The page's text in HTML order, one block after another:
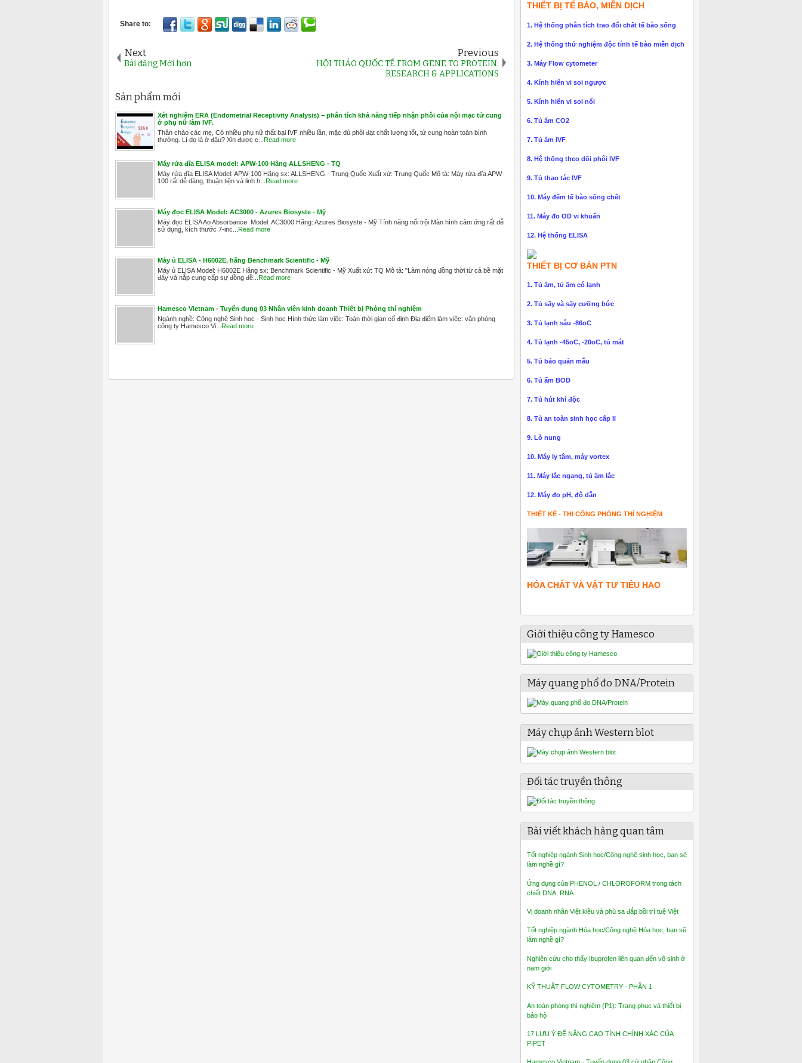
Next
Bài đăng Mới hơn
Previous
HỘI THẢO QUỐC TẾ FROM GENE TO PROTEIN:
RESEARCH & APPLICATIONS
Sản phẩm mới
Xét nghiệm ERA (Endometrial Receptivity Analysis) – phân tích khả năng tiếp nhận phôi của nội mạc tử cung
ở phụ nữ làm IVF.
Thân chào các mẹ, Có nhiều phụ nữ thất bại IVF nhiều lần, mặc dù phôi đạt chất lượng tốt, tử cung hoàn toàn bình
thường. Lí do là ở đâu? Xin được c... Read more
Máy rửa đĩa ELISA model: APW-100 Hãng ALLSHENG - TQ
Máy rửa đĩa ELISA Model: APW-100 Hãng sx: ALLSHENG - Trung Quốc Xuất xứ: Trung Quốc Mô tả: Máy rửa đĩa APW-
100 rất dễ dàng, thuận tiện và linh h... Read more
Máy đọc ELISA Model: AC3000 - Azures Biosyste - Mỹ
Máy đọc ELISA Ao Absorbance Model: AC3000 Hãng: Azures Biosyste - Mỹ Tính năng nổi trội Màn hình cảm ứng rất dễ
sử dụng, kích thước 7-inc... Read more
Máy ủ ELISA - H6002E, hãng Benchmark Scientific - Mỹ
Máy ủ ELISA Model: H6002E Hãng sx: Benchmark Scientific - Mỹ Xuất xứ: TQ Mô tả: "Làm nóng đồng thời từ cả bề mặt
đáy và nắp cung cấp sự đồng đề... Read more
Hamesco Vietnam - Tuyển dụng 03 Nhân viên kinh doanh Thiết bị Phòng thí nghiệm
Ngành nghề: Công nghệ Sinh học - Sinh học Hình thức làm việc: Toàn thời gian cố định Địa điểm làm việc: văn phòng
công ty Hamesco Vi... Read more
THIẾT BỊ TẾ BÀO, MIỄN DỊCH
1. Hệ thống phân tích trao đổi chất tế bào sống
2. Hệ thống thử nghiệm độc tính tế bào miễn dịch
3. Máy Flow cytometer
4. Kính hiển vi soi ngược
5. Kính hiển vi soi nổi
6. Tủ ấm CO2
7. Tủ ấm IVF
8. Hệ thống theo dõi phôi IVF
9. Tủ thao tác IVF
10. Máy đếm tế bào sống chết
11. Máy đo OD vi khuẩn
12. Hệ thống ELISA
THIẾT BỊ CƠ BẢN PTN
1. Tủ ấm, tủ ấm có lạnh
2. Tủ sấy và sấy cưỡng bức
3. Tủ lạnh sâu -86oC
4. Tủ lạnh -45oC, -20oC, tủ mát
5. Tủ bảo quản mẫu
6. Tủ ấm BOD
7. Tủ hút khí độc
8. Tủ an toàn sinh học cấp II
9. Lò nung
10. Máy ly tâm, máy vortex
11. Máy lắc ngang, tủ ấm lắc
12. Máy đo pH, độ dẫn
THIẾT KẾ - THI CÔNG PHÒNG THÍ NGHIỆM
HÓA CHẤT VÀ VẬT TƯ TIÊU HAO
Giới thiệu công ty Hamesco
Máy quang phổ đo DNA/Protein
Máy chụp ảnh Western blot
Đối tác truyền thông
Bài viết khách hàng quan tâm
Tốt nghiệp ngành Sinh học/Công nghệ sinh học, bạn sẽ
làm nghề gì?
Ứng dụng của PHENOL / CHLOROFORM trong tách
chiết DNA, RNA
Vị doanh nhân Việt kiều và phù sa đắp bồi trí tuệ Việt
Tốt nghiệp ngành Hóa học/Công nghệ Hóa học, bạn sẽ
làm nghề gì?
Nghiên cứu cho thấy Ibuprofen liên quan đến vô sinh ở
nam giới
KỸ THUẬT FLOW CYTOMETRY - PHẦN 1
An toàn phòng thí nghiệm (P1): Trang phục và thiết bị
bảo hộ
17 LƯU Ý ĐỂ NÂNG CAO TÍNH CHÍNH XÁC CỦA
PIPET